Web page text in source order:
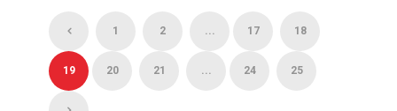
1 2 ... 17 18
19 20 21 ... 24 25